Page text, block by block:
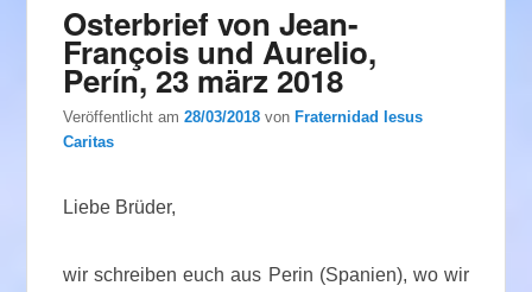
Osterbrief von Jean-
François und Aurelio,
Perín, 23 märz 2018
Veröffentlicht am28/03/2018 von Fraternidad Iesus
Caritas
Liebe Brüder,
wir schreiben euch aus Perin (Spanien), wo wir